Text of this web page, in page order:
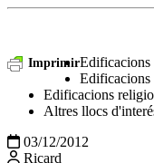
ImprimirEdificacions
Edificacions
Altres llocs
03/12/2012
Ricard